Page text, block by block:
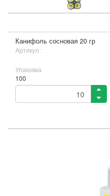
Канифоль сосновая 20 гр
Артикул :
Упаковка
100